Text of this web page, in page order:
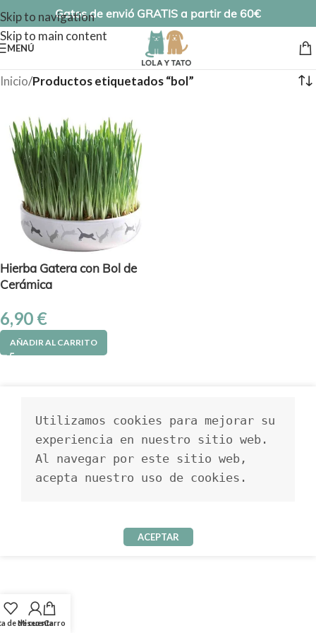
Skip to navigation
Skip to main content
Gatos de envió GRATIS a partir de 60€
MENÚ
Inicio/Productos etiquetados “bol”
Hierba Gatera con Bol de
Cerámica
6,90 €
AÑADIR AL CARRITO
de deseos
Mi cuentaCarro
Utilizamos cookies para mejorar su
experiencia en nuestro sitio web.
Al navegar por este sitio web,
acepta nuestro uso de cookies.
ACEPTAR